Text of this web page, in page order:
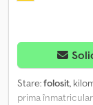
Stare:folosit,
prima